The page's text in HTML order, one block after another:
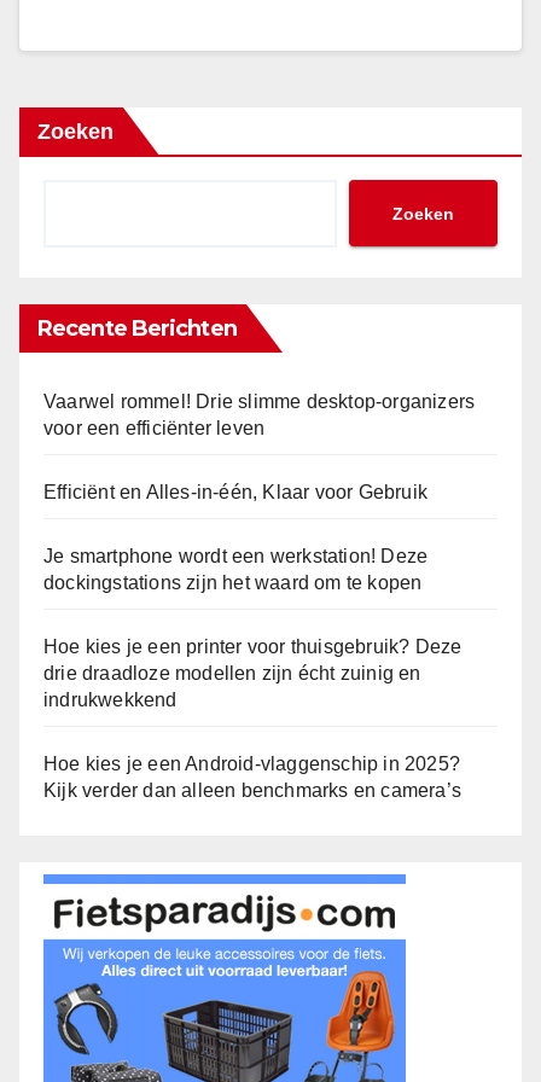
Zoeken
Zoeken
Recente Berichten
Vaarwel rommel! Drie slimme desktop-organizers
voor een efficiënter leven
Efficiënt en Alles-in-één, Klaar voor Gebruik
Je smartphone wordt een werkstation! Deze
dockingstations zijn het waard om te kopen
Hoe kies je een printer voor thuisgebruik? Deze
drie draadloze modellen zijn écht zuinig en
indrukwekkend
Hoe kies je een Android-vlaggenschip in 2025?
Kijk verder dan alleen benchmarks en camera’s